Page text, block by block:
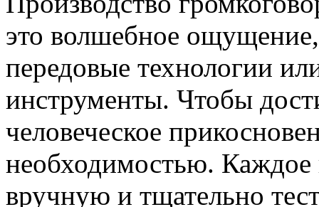
это волшебное
передовые технологии
инструменты. Чтобы
человеческое
необходимостью. Каждое
вручную и тщательно